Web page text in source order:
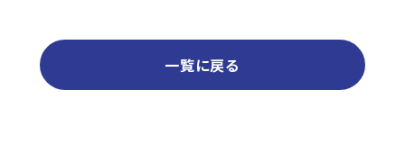
一覧に戻る